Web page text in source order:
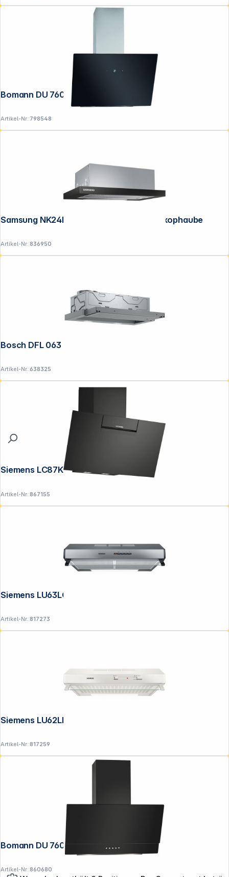
Bomann DU 7606.1 G
Artikel-Nr.:798548
Samsung NK24M1030IB/UR 60cm, Teleskophaube
Artikel-Nr.:836950
Bosch DFL 063 W56
Artikel-Nr.:638325
Siemens LC87KFN60 IQ300 Schrägesse
Artikel-Nr.:867155
Artikel-Nr.:817273
Artikel-Nr.:817259
Bomann DU 7607 G schwarz
Artikel-Nr.:860680